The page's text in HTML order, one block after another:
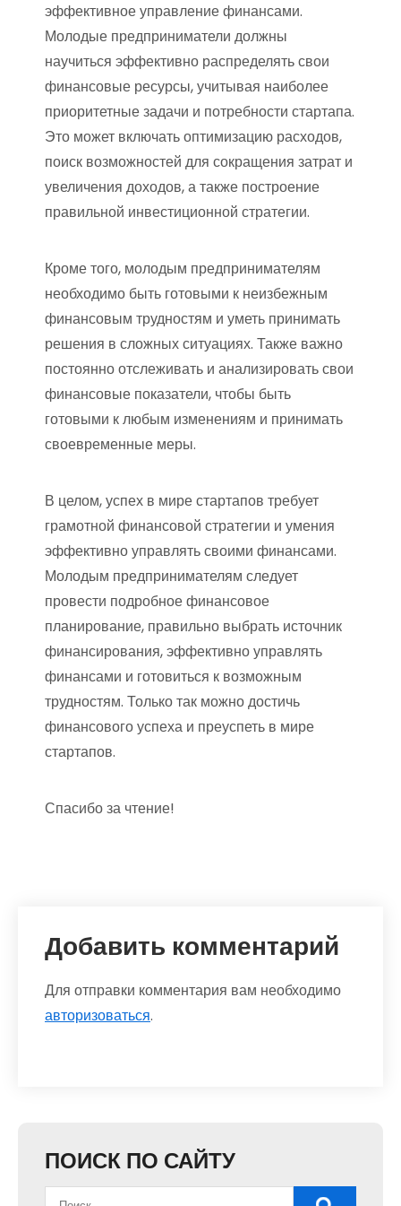
эффективное управление финансами.
Молодые предприниматели должны
научиться эффективно распределять свои
финансовые ресурсы, учитывая наиболее
приоритетные задачи и потребности стартапа.
Это может включать оптимизацию расходов,
поиск возможностей для сокращения затрат и
увеличения доходов, а также построение
правильной инвестиционной стратегии.
Кроме того, молодым предпринимателям
необходимо быть готовыми к неизбежным
финансовым трудностям и уметь принимать
решения в сложных ситуациях. Также важно
постоянно отслеживать и анализировать свои
финансовые показатели, чтобы быть
готовыми к любым изменениям и принимать
своевременные меры.
В целом, успех в мире стартапов требует
грамотной финансовой стратегии и умения
эффективно управлять своими финансами.
Молодым предпринимателям следует
провести подробное финансовое
планирование, правильно выбрать источник
финансирования, эффективно управлять
финансами и готовиться к возможным
трудностям. Только так можно достичь
финансового успеха и преуспеть в мире
стартапов.
Спасибо за чтение!
Добавить комментарий
Для отправки комментария вам необходимо
авторизоваться.
ПОИСК ПО САЙТУ